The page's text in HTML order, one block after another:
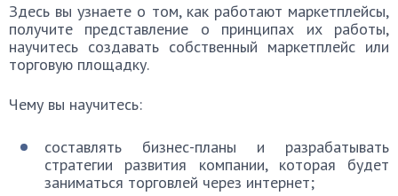
Здесь вы узнаете о том, как работают маркетплейсы,
получите представление о принципах их работы,
научитесь создавать собственный маркетплейс или
торговую площадку.
Чему вы научитесь:
составлять бизнес-планы и разрабатывать
стратегии развития компании, которая будет
заниматься торговлей через интернет;